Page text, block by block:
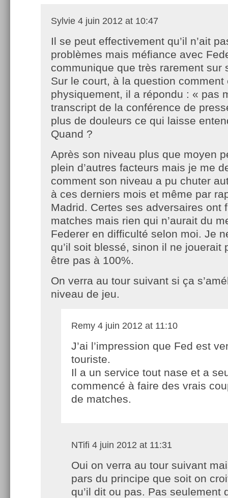
Sylvie 4 juin 2012 at 10:47
Il se peut effectivement qu’il n’ait
problèmes mais méfiance avec
communique que très rarement sur
Sur le court, à la question comment
physiquement, il a répondu : « pas
transcript de la conférence de
plus de douleurs ce qui laisse
Quand ?
Après son niveau plus que moyen
plein d’autres facteurs mais je me
comment son niveau a pu chuter
à ces derniers mois et même par
Madrid. Certes ses adversaires ont
matches mais rien qui n’aurait du
Federer en difficulté selon moi. Je
qu’il soit blessé, sinon il ne jouerait
être pas à 100%.
On verra au tour suivant si ça
niveau de jeu.
Remy 4 juin 2012 at 11:10
J’ai l’impression que Fed est
touriste.
Il a un service tout nase et a
commencé à faire des vrais
de matches.
NTifi 4 juin 2012 at 11:31
Oui on verra au tour suivant
pars du principe que soit on
qu’il dit ou pas. Pas seulement